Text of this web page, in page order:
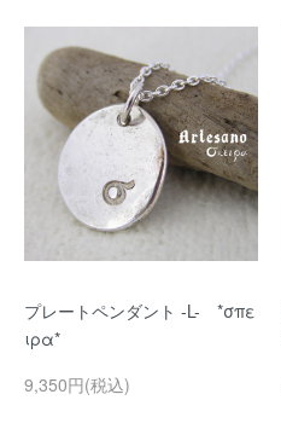
プレートペンダント -L- *σπε
ιρα*
9,350円(税込)